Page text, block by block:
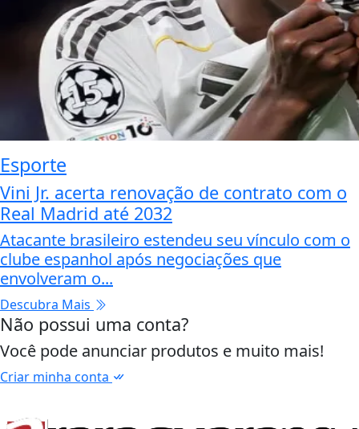
Esporte
Vini Jr. acerta renovação de contrato com o
Real Madrid até 2032
Atacante brasileiro estendeu seu vínculo com o
clube espanhol após negociações que
envolveram o...
Descubra Mais
Não possui uma conta?
Você pode anunciar produtos e muito mais!
Criar minha conta